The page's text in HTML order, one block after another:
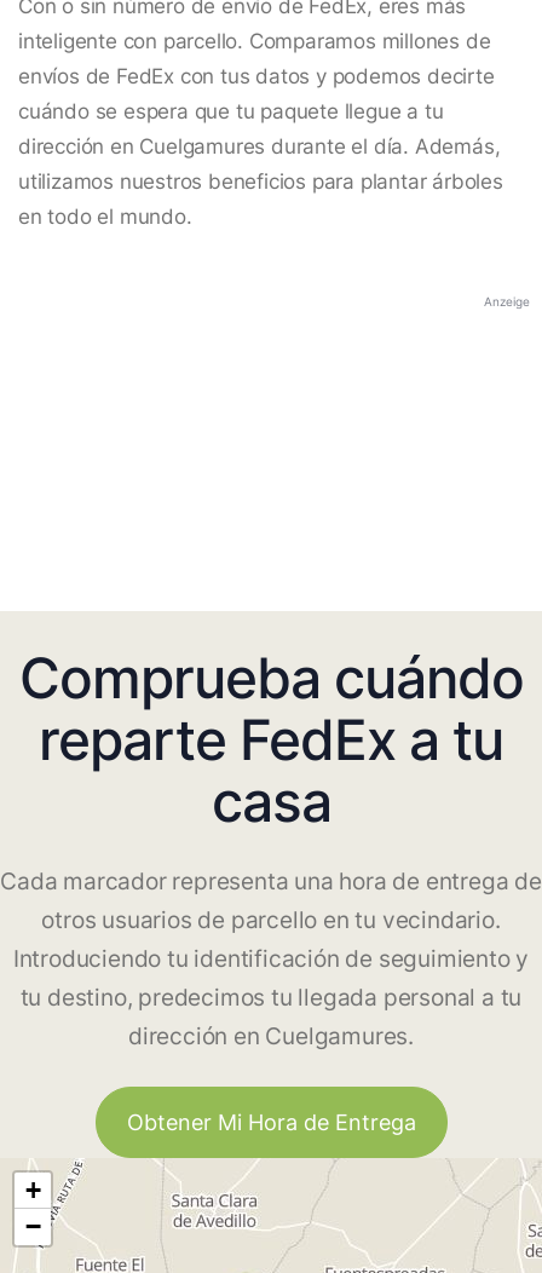
Con o sin número de envío de FedEx, eres más
inteligente con parcello. Comparamos millones de
envíos de FedEx con tus datos y podemos decirte
cuándo se espera que tu paquete llegue a tu
dirección en Cuelgamures durante el día. Además,
utilizamos nuestros beneficios para plantar árboles
en todo el mundo.
Anzeige
Comprueba cuándo
reparte FedEx a tu
casa
Cada marcador representa una hora de entrega de
otros usuarios de parcello en tu vecindario.
Introduciendo tu identificación de seguimiento y
tu destino, predecimos tu llegada personal a tu
dirección en Cuelgamures.
Obtener Mi Hora de Entrega
+
−